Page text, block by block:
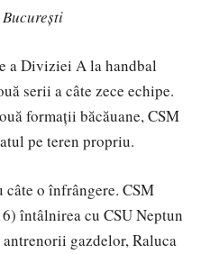
a Diviziei A la handbal
serii a câte zece echipe.
formații băcăuane, CSM
pe teren propriu.
câte o înfrângere. CSM
întâlnirea cu CSU Neptun
gazdelor, Raluca